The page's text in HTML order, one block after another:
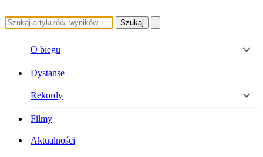
Szukaj
O biegu
Dystanse
Rekordy
Filmy
Aktualności